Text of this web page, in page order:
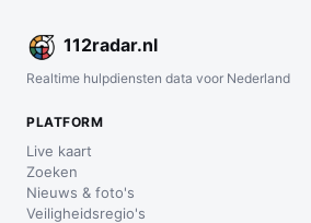
112radar.nl
Realtime hulpdiensten data voor Nederland
PLATFORM
Live kaart
Zoeken
Nieuws & foto's
Veiligheidsregio's